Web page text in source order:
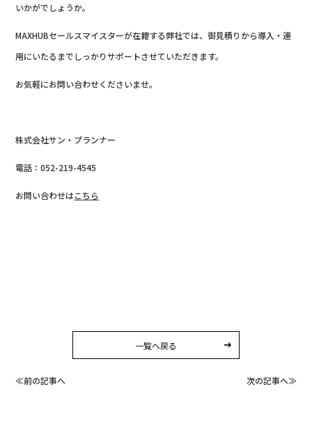
いかがでしょうか。
MAXHUBセールスマイスターが在籍する弊社では、御見積りから導入・運
用にいたるまでしっかりサポートさせていただきます。
お気軽にお問い合わせくださいませ。
株式会社サン・プランナー
電話：052-219-4545
お問い合わせはこちら
一覧へ戻る
≪前の記事へ 次の記事へ≫